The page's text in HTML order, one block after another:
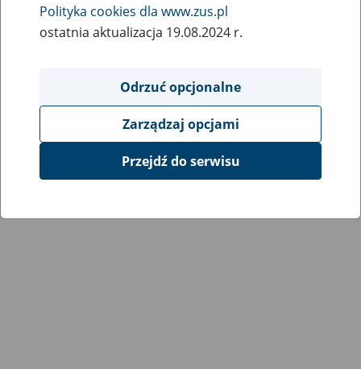
Polityka cookies dla www.zus.pl
ostatnia aktualizacja 19.08.2024 r.
Odrzuć opcjonalne
Zarządzaj opcjami
Przejdź do serwisu